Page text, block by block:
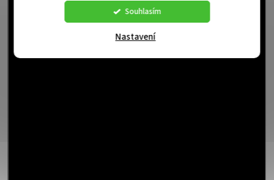
Souhlasím
Nastavení